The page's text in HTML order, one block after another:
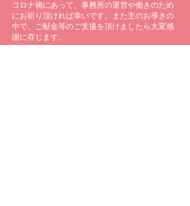
コロナ禍にあって、事務所の運営や働きのため
にお祈り頂ければ幸いです。また主のお導きの
中で、ご献金等のご支援を頂けましたら大変感
謝に存じます。